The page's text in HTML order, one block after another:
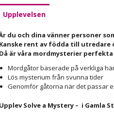
Upplevelsen
du och dina vänner personer
Kanske rent av födda till utredare
Då är våra mordmysterier
Mordgåtor baserade på verkliga
Lös mysterium från svunna tider
Genomför gåtorna när det passar
Upplev Solve a Mystery – i Gamla